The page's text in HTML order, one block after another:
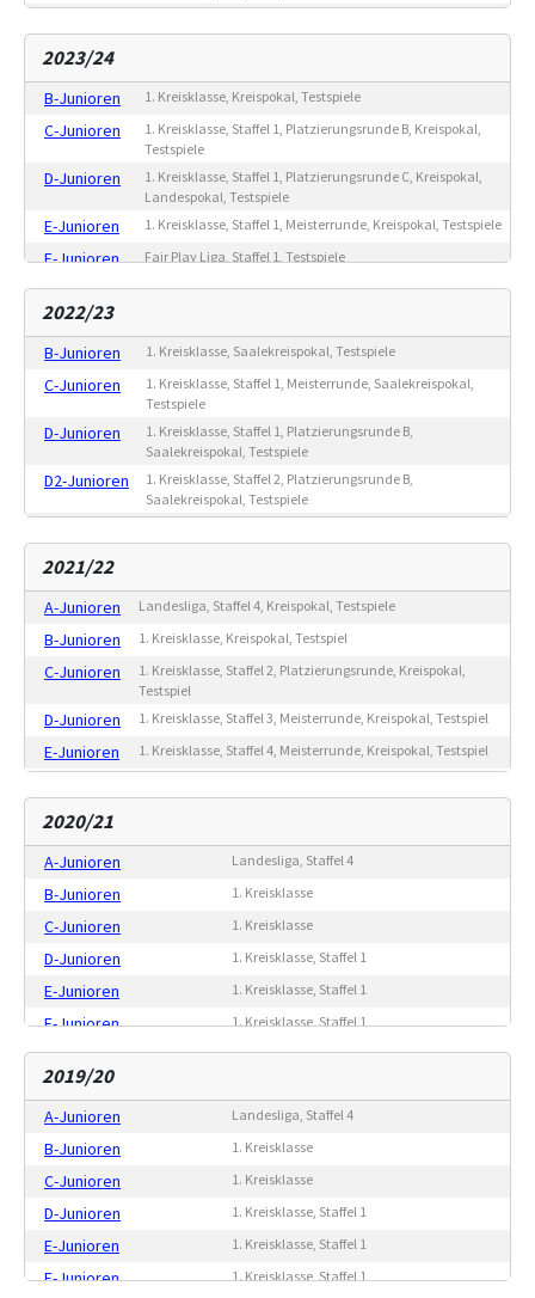
Saalekreispokal, Testspiele
E2-Junioren
Testspiele
Freundschaftsspiele
2023/24
B-Junioren 1. Kreisklasse, Kreispokal, Testspiele
C-Junioren
1. Kreisklasse, Staffel 1, Platzierungsrunde B, Kreispokal,
Testspiele
D-Junioren
1. Kreisklasse, Staffel 1, Platzierungsrunde C, Kreispokal,
Landespokal, Testspiele
E-Junioren 1. Kreisklasse, Staffel 1, Meisterrunde, Kreispokal, Testspiele
F-Junioren Fair Play Liga, Staffel 1, Testspiele
F2-Junioren Fair Play Liga, Staffel 1, Testspiele
G-Junioren
2022/23
B-Junioren 1. Kreisklasse, Saalekreispokal, Testspiele
C-Junioren
1. Kreisklasse, Staffel 1, Meisterrunde, Saalekreispokal,
Testspiele
D-Junioren
1. Kreisklasse, Staffel 1, Platzierungsrunde B,
Saalekreispokal, Testspiele
D2-Junioren
1. Kreisklasse, Staffel 2, Platzierungsrunde B,
Saalekreispokal, Testspiele
Saalekreispokal, Testspiele
F-Junioren
G-Junioren Freundschaftsspiele
2021/22
A-Junioren Landesliga, Staffel 4, Kreispokal, Testspiele
B-Junioren 1. Kreisklasse, Kreispokal, Testspiel
C-Junioren
1. Kreisklasse, Staffel 2, Platzierungsrunde, Kreispokal,
Testspiel
D-Junioren 1. Kreisklasse, Staffel 3, Meisterrunde, Kreispokal, Testspiel
E-Junioren 1. Kreisklasse, Staffel 4, Meisterrunde, Kreispokal, Testspiel
G-Junioren
2020/21
A-Junioren Landesliga, Staffel 4
B-Junioren 1. Kreisklasse
C-Junioren 1. Kreisklasse
D-Junioren 1. Kreisklasse, Staffel 1
E-Junioren 1. Kreisklasse, Staffel 1
F-Junioren 1. Kreisklasse, Staffel 1
G-Junioren Freundschaftsspiele
2019/20
A-Junioren Landesliga, Staffel 4
B-Junioren 1. Kreisklasse
C-Junioren 1. Kreisklasse
D-Junioren 1. Kreisklasse, Staffel 1
E-Junioren 1. Kreisklasse, Staffel 1
F-Junioren 1. Kreisklasse, Staffel 1